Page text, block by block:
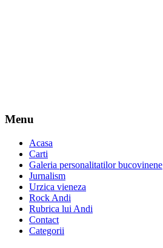
Menu
Acasa
Carti
Galeria personalitatilor bucovinene
Jurnalism
Urzica vieneza
Rock Andi
Rubrica lui Andi
Contact
Categorii